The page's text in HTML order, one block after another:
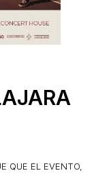
QUE EL EVENTO,